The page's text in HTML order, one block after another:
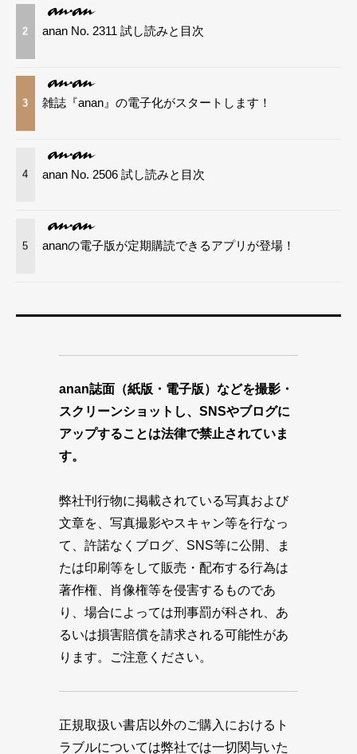
2 anan No. 2311 試し読みと目次
3 雑誌『anan』の電子化がスタートします！
4 anan No. 2506 試し読みと目次
5 ananの電子版が定期購読できるアプリが登場！
anan誌面（紙版・電子版）などを撮影・
スクリーンショットし、SNSやブログに
アップすることは法律で禁止されていま
す。
弊社刊行物に掲載されている写真および
文章を、写真撮影やスキャン等を行なっ
て、許諾なくブログ、SNS等に公開、ま
たは印刷等をして販売・配布する行為は
著作権、肖像権等を侵害するものであ
り、場合によっては刑事罰が科され、あ
るいは損害賠償を請求される可能性があ
ります。ご注意ください。
正規取扱い書店以外のご購入におけるト
ラブルについては弊社では一切関与いた